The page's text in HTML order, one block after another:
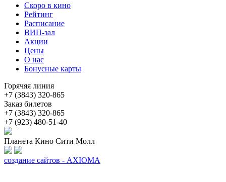
Скоро в кино
Рейтинг
Расписание
ВИП-зал
Акции
Цены
О нас
Бонусные карты
Горячяя линия
+7 (3843) 320-865
Заказ билетов
+7 (3843) 320-865
+7 (923) 480-51-40
Планета Кино Сити Молл
создание сайтов - AXIOMA